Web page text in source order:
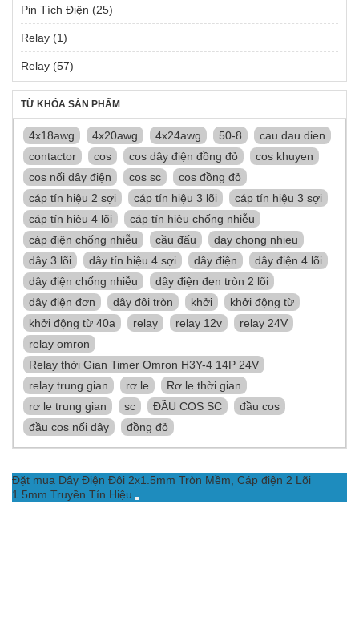
Pin Tích Điện (25)
Relay (1)
Relay (57)
TỪ KHÓA SẢN PHẨM
4x18awg 4x20awg 4x24awg 50-8
cau dau dien
contactor
cos cos dây điện đồng đỏ
cos khuyen
cos nối dây điện
cos sc
cos đồng đỏ
cáp tín hiệu 2 sợi
cáp tín hiệu 3 lõi
cáp tín hiệu 3 sợi
cáp tín hiệu 4 lõi
cáp tín hiệu chống nhiễu
cáp điện chống nhiễu
cầu đấu
day chong nhieu
dây 3 lõi
dây tín hiệu 4 sợi dây điện
dây điện 4 lõi
dây điện chống nhiễu
dây điện đen tròn 2 lõi
dây điện đơn
dây đôi tròn khởi
khởi động từ
khởi động từ 40a
relay relay 12v
relay 24V
relay omron
Relay thời Gian Timer Omron H3Y-4 14P 24V
relay trung gian
rơ le
Rơ le thời gian
rơ le trung gian
sc ĐẦU COS SC
đầu cos
đầu cos nối dây
đồng đỏ
Đặt mua Dây Điện Đôi 2x1.5mm Tròn Mềm, Cáp điện 2 Lõi
1.5mm Truyền Tín Hiệu